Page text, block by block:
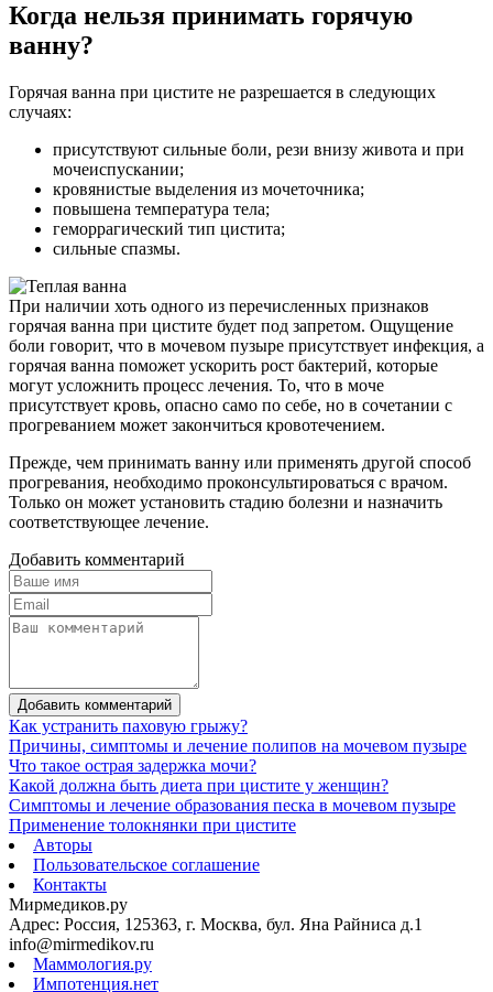
Когда нельзя принимать горячую
ванну?
Горячая ванна при цистите не разрешается в следующих
случаях:
присутствуют сильные боли, рези внизу живота и при
мочеиспускании;
кровянистые выделения из мочеточника;
повышена температура тела;
геморрагический тип цистита;
сильные спазмы.
При наличии хоть одного из перечисленных признаков
горячая ванна при цистите будет под запретом. Ощущение
боли говорит, что в мочевом пузыре присутствует инфекция, а
горячая ванна поможет ускорить рост бактерий, которые
могут усложнить процесс лечения. То, что в моче
присутствует кровь, опасно само по себе, но в сочетании с
прогреванием может закончиться кровотечением.
Прежде, чем принимать ванну или применять другой способ
прогревания, необходимо проконсультироваться с врачом.
Только он может установить стадию болезни и назначить
соответствующее лечение.
Добавить комментарий
Добавить комментарий
Как устранить паховую грыжу?
Причины, симптомы и лечение полипов на мочевом пузыре
Что такое острая задержка мочи?
Какой должна быть диета при цистите у женщин?
Симптомы и лечение образования песка в мочевом пузыре
Применение толокнянки при цистите
Авторы
Пользовательское соглашение
Контакты
Мирмедиков.ру
Адрес: Россия, 125363, г. Москва, бул. Яна Райниса д.1
info@mirmedikov.ru
Маммология.ру
Импотенция.нет